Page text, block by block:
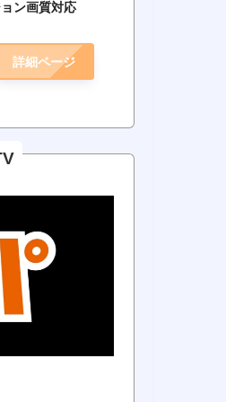
ン画質対応
詳細ページ